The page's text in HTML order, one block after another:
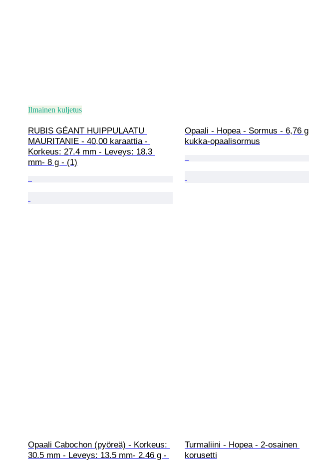
Ilmainen kuljetus
RUBIS GÉANT HUIPPULAATU
MAURITANIE - 40,00 karaattia -
Korkeus: 27.4 mm - Leveys: 18.3
mm- 8 g - (1)
Opaali - Hopea - Sormus - 6,76 g
kukka-opaalisormus
Opaali Cabochon (pyöreä) - Korkeus:
30.5 mm - Leveys: 13.5 mm- 2.46 g -
Turmaliini - Hopea - 2-osainen
korusetti